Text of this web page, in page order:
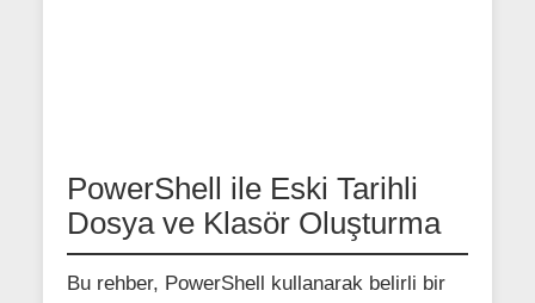
PowerShell ile Eski Tarihli
Dosya ve Klasör Oluşturma
Bu rehber, PowerShell kullanarak belirli bir